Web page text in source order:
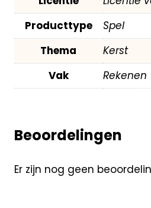
Producttype
Spel
Thema
Kerst
Vak
Rekenen
Beoordelingen
Er zijn nog geen